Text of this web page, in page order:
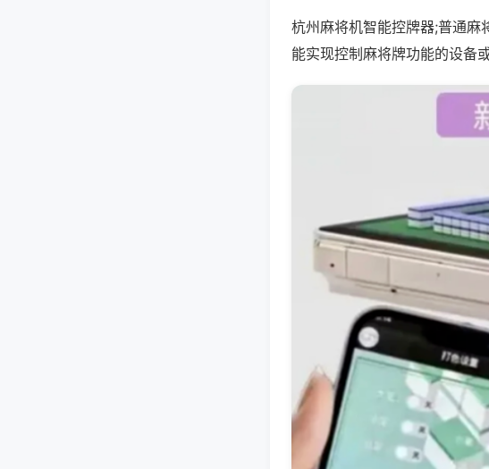
杭州麻将机智能控牌器;普通麻
能实现控制麻将牌功能的设备或